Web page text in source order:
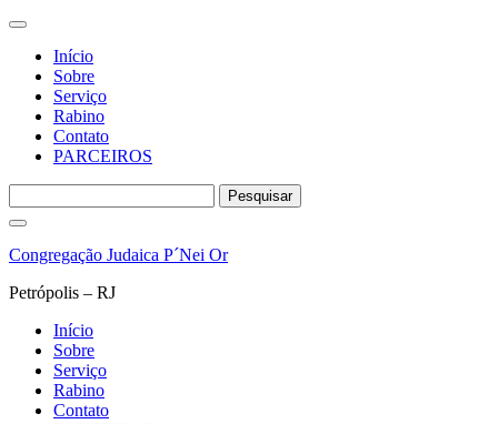
Início
Sobre
Serviço
Rabino
Contato
PARCEIROS
por:
Pular
o
Congregação Judaica P´Nei Or
Petrópolis – RJ
Início
Sobre
Serviço
Rabino
Contato